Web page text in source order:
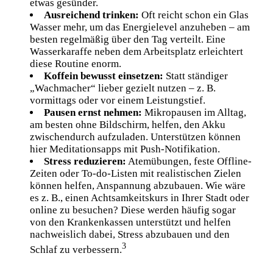
etwas gesünder.
Ausreichend trinken: Oft reicht schon ein Glas
Wasser mehr, um das Energielevel anzuheben – am
besten regelmäßig über den Tag verteilt. Eine
Wasserkaraffe neben dem Arbeitsplatz erleichtert
diese Routine enorm.
Koffein bewusst einsetzen: Statt ständiger
„Wachmacher“ lieber gezielt nutzen – z. B.
vormittags oder vor einem Leistungstief.
Pausen ernst nehmen: Mikropausen im Alltag,
am besten ohne Bildschirm, helfen, den Akku
zwischendurch aufzuladen. Unterstützen können
hier Meditationsapps mit Push-Notifikation.
Stress reduzieren: Atemübungen, feste Offline-
Zeiten oder To-do-Listen mit realistischen Zielen
können helfen, Anspannung abzubauen. Wie wäre
es z. B., einen Achtsamkeitskurs in Ihrer Stadt oder
online zu besuchen? Diese werden häufig sogar
von den Krankenkassen unterstützt und helfen
nachweislich dabei, Stress abzubauen und den
Schlaf zu verbessern.3